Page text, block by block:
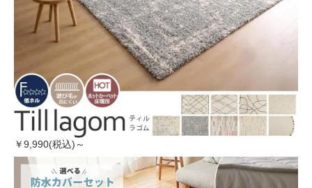
￥9,990(税込)～